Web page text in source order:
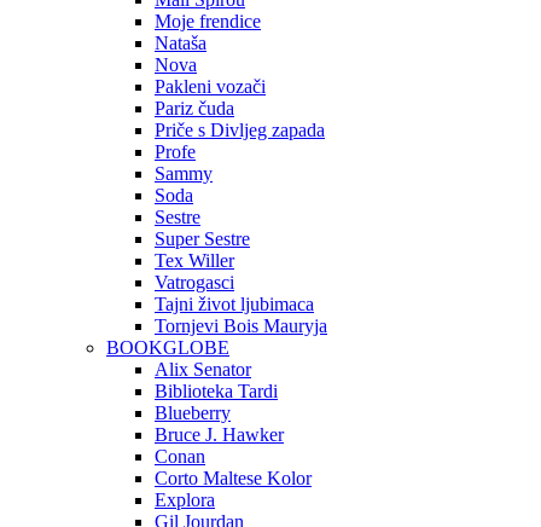
Moje frendice
Nataša
Nova
Pakleni vozači
Pariz čuda
Priče s Divljeg zapada
Profe
Sammy
Soda
Sestre
Super Sestre
Tex Willer
Vatrogasci
Tajni život ljubimaca
Tornjevi Bois Mauryja
BOOKGLOBE
Alix Senator
Biblioteka Tardi
Blueberry
Bruce J. Hawker
Conan
Corto Maltese Kolor
Explora
Gil Jourdan